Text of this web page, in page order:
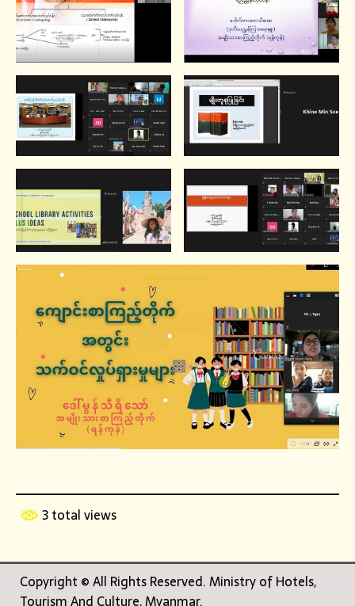
3 total views
Copyright © All Rights Reserved. Ministry of Hotels,
Tourism And Culture, Myanmar.